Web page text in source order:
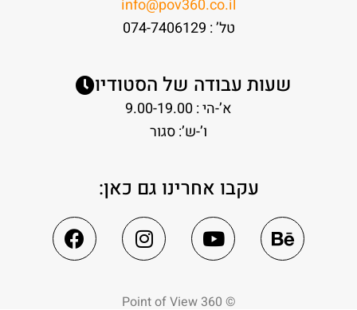
info@pov360.co.il
טל’ : 074-7406129
שעות עבודה של הסטודיו
א’-הי : 9.00-19.00
ו’-ש’: סגור
עקבו אחרינו גם כאן:
©️ Point of View 360